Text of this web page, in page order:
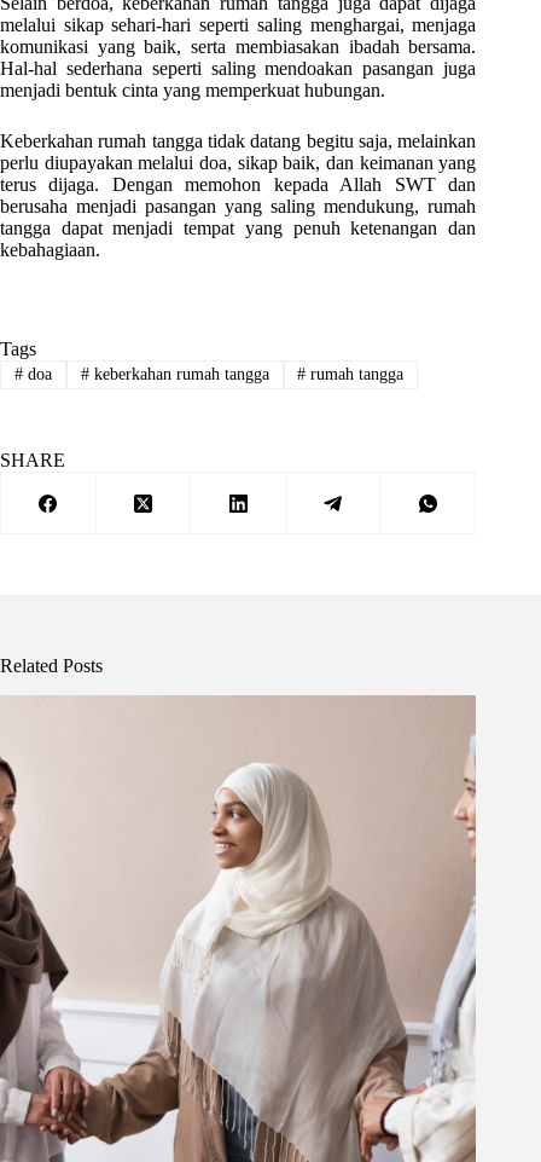
melalui sikap sehari-hari seperti saling menghargai, menjaga
komunikasi yang baik, serta membiasakan ibadah bersama.
Hal-hal sederhana seperti saling mendoakan pasangan juga
menjadi bentuk cinta yang memperkuat hubungan.
Keberkahan rumah tangga tidak datang begitu saja, melainkan
perlu diupayakan melalui doa, sikap baik, dan keimanan yang
terus dijaga. Dengan memohon kepada Allah SWT dan
berusaha menjadi pasangan yang saling mendukung, rumah
tangga dapat menjadi tempat yang penuh ketenangan dan
kebahagiaan.
Tags
#doa #keberkahan rumah tangga # rumah tangga
SHARE
Related Posts